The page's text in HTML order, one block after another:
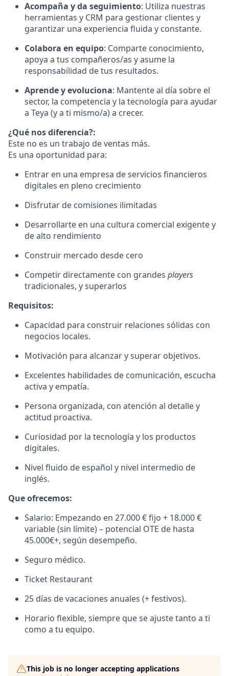
Acompaña y da seguimiento: Utiliza nuestras
herramientas y CRM para gestionar clientes y
garantizar una experiencia fluida y constante.
Colabora en equipo: Comparte conocimiento,
apoya a tus compañeros/as y asume la
responsabilidad de tus resultados.
Aprende y evoluciona: Mantente al día sobre el
sector, la competencia y la tecnología para ayudar
a Teya (y a ti mismo/a) a crecer.
¿Qué nos diferencia?:
Este no es un trabajo de ventas más.
Es una oportunidad para:
Entrar en una empresa de servicios financieros
digitales en pleno crecimiento
Disfrutar de comisiones ilimitadas
Desarrollarte en una cultura comercial exigente y
de alto rendimiento
Construir mercado desde cero
Competir directamente con grandes players
tradicionales, y superarlos
Requisitos:
Capacidad para construir relaciones sólidas con
negocios locales.
Motivación para alcanzar y superar objetivos.
Excelentes habilidades de comunicación, escucha
activa y empatía.
Persona organizada, con atención al detalle y
actitud proactiva.
Curiosidad por la tecnología y los productos
digitales.
Nivel fluido de español y nivel intermedio de
inglés.
Que ofrecemos:
Salario: Empezando en 27.000 € fijo + 18.000 €
variable (sin límite) – potencial OTE de hasta
45.000€+, según desempeño.
Seguro médico.
Ticket Restaurant
25 días de vacaciones anuales (+ festivos).
Horario flexible, siempre que se ajuste tanto a ti
como a tu equipo.
This job is no longer accepting applications